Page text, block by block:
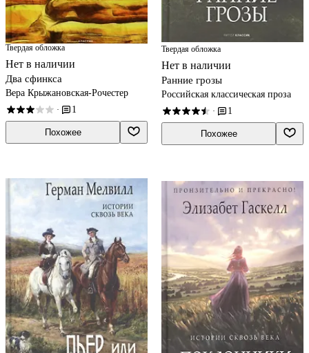
Твердая обложка
Нет в наличии
Два сфинкса
Вера Крыжановская-Рочестер
· 1
Похожее
Твердая обложка
Нет в наличии
Ранние грозы
Российская классическая проза
· 1
Похожее